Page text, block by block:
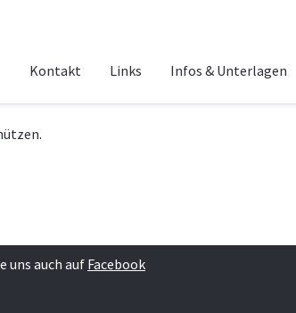
Kontakt Links Infos & Unterlagen
uns auch auf Facebook